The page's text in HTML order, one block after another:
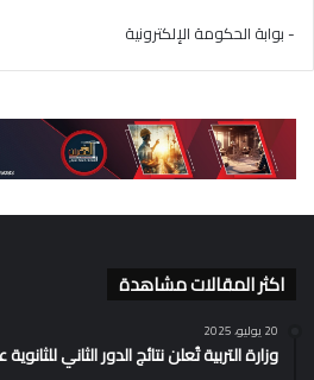
- بوابة الحكومة الإلكترونية
اكثر المقالات مشاهدة
20 يوليو، 2025
وزارة التربية تُعلن نتائج الدور الثاني